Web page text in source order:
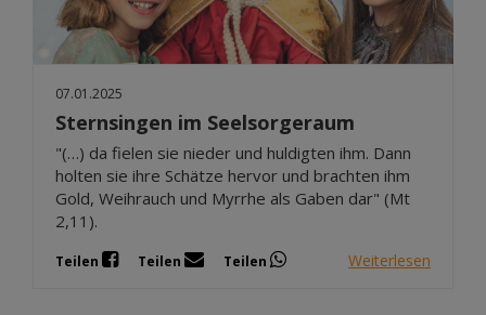
07.01.2025
Sternsingen im Seelsorgeraum
"(…) da fielen sie nieder und huldigten ihm. Dann
holten sie ihre Schätze hervor und brachten ihm
Gold, Weihrauch und Myrrhe als Gaben dar" (Mt
2,11).
Teilen Teilen Teilen Weiterlesen